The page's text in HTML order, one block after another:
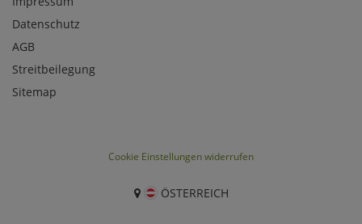
Datenschutz
AGB
Streitbeilegung
Sitemap
Cookie Einstellungen widerrufen
ÖSTERREICH